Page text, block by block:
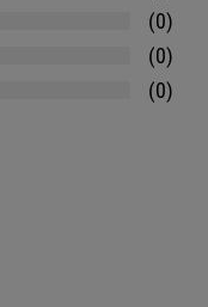
0
0
0